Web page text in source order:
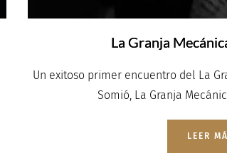
La Granja
Un exitoso primer encuentro del La
Somió, La Granja
LEER